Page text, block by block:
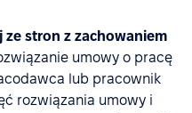
ze stron z zachowaniem
umowy o pracę
lub pracownik
rozwiązania umowy i